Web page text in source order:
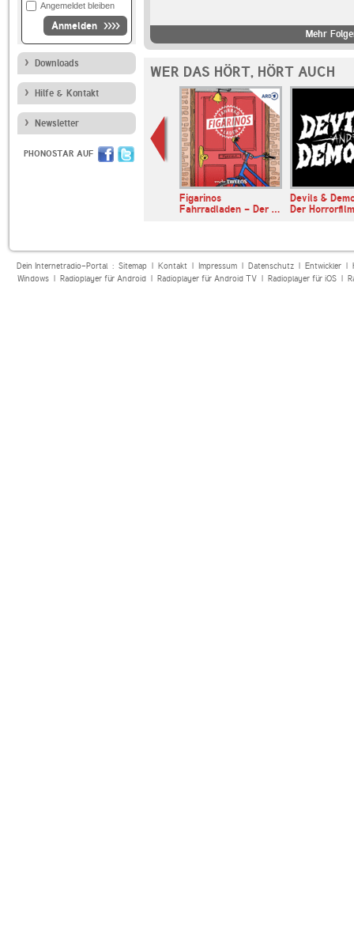
Angemeldet bleiben
Anmelden
Downloads
Hilfe & Kontakt
Newsletter
PHONOSTAR AUF
Mehr
WER DAS HÖRT, HÖRT AUCH
Figarinos
Fahrradladen - Der …
Devils &
Der
Dein Internetradio-Portal : Sitemap| Kontakt| Impressum| Datenschutz| Entwickler|
Windows| Radioplayer für Android| Radioplayer für Android TV| Radioplayer für iOS|